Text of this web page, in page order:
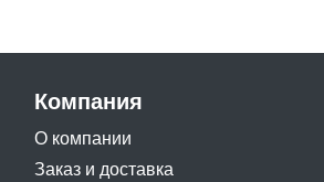
Компания
О компании
Заказ и доставка